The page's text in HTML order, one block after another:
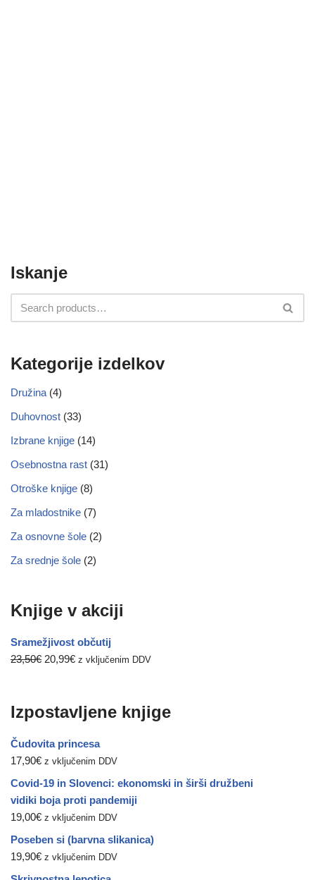
Iskanje
Kategorije izdelkov
Družina (4)
Duhovnost (33)
Izbrane knjige (14)
Osebnostna rast (31)
Otroške knjige (8)
Za mladostnike (7)
Za osnovne šole (2)
Za srednje šole (2)
Knjige v akciji
Sramežjivost občutij
23,50€ 20,99€ z vključenim DDV
Izpostavljene knjige
Čudovita princesa
17,90€ z vključenim DDV
Covid-19 in Slovenci: ekonomski in širši družbeni
vidiki boja proti pandemiji
19,00€ z vključenim DDV
Poseben si (barvna slikanica)
19,90€ z vključenim DDV